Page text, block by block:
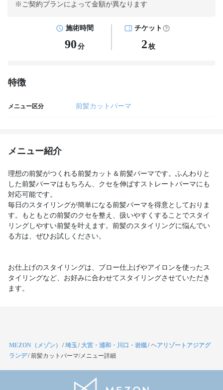
※ご契約プランによって金額が異なります
施術時間
90 分
チケット
2 枚
特徴
メニュー区分 前髪カットパーマ
メニュー紹介
理想の前髪がつくれる前髪カット＆前髪パーマです。ふんわりと
した前髪パーマはもちろん、クセを伸ばすストレートパーマにも
対応可能です。
毎日のスタイリングが簡単になる前髪パーマを得意としておりま
す。もともとの前髪のクセを整え、扱いやすくすることでスタイ
リングしやすい前髪を叶えます。前髪のスタイリングに悩んでい
る方は、ぜひお試しください。
お仕上げのスタイリングは、ブロー仕上げやアイロンを使ったス
タイリングなど、お好みに合わせてスタイリングさせていただき
ます。
MEZON（メゾン） /埼玉/大宮・浦和・川口・岩槻/ヘアリゾートアジアグ
ランデ/前髪カットパーマ/メニュー詳細